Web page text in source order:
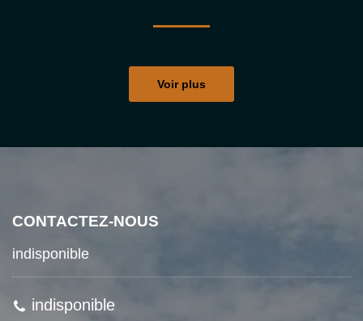
Voir plus
CONTACTEZ-NOUS
indisponible
indisponible